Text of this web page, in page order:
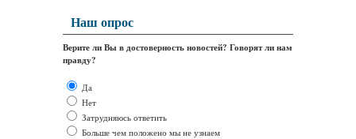
Наш опрос
Верите ли Вы в достоверность новостей? Говорят ли нам
правду?
Да
Нет
Затрудняюсь ответить
Больше чем положено мы не узнаем